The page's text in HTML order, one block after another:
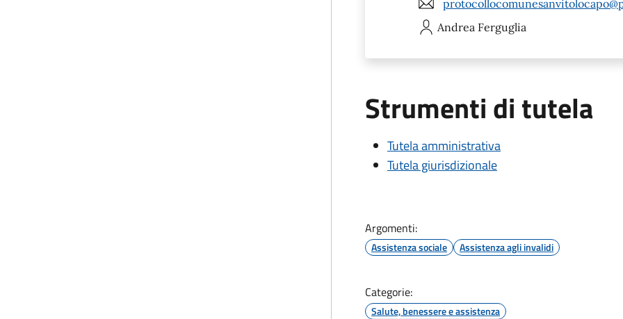
Andrea Ferguglia
Strumenti di tutela
Tutela amministrativa
Tutela giurisdizionale
Argomenti:
Assistenza sociale Assistenza agli invalidi
Categorie:
Salute, benessere e assistenza